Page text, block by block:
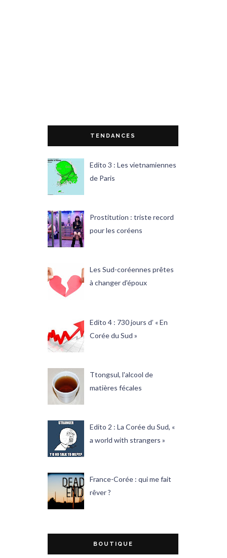
TENDANCES
Edito 3 : Les vietnamiennes
de Paris
Prostitution : triste record
pour les coréens
Les Sud-coréennes prêtes
à changer d'époux
Edito 4 : 730 jours d’ « En
Corée du Sud »
Ttongsul, l'alcool de
matières fécales
Edito 2 : La Corée du Sud, «
a world with strangers »
France-Corée : qui me fait
rêver ?
BOUTIQUE